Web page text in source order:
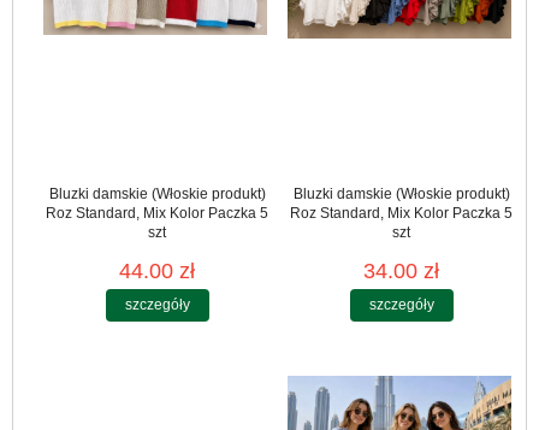
Bluzki damskie (Włoskie produkt)
Roz Standard, Mix Kolor Paczka 5
szt
44.00 zł
szczegóły
Bluzki damskie (Włoskie produkt)
Roz Standard, Mix Kolor Paczka 5
szt
34.00 zł
szczegóły